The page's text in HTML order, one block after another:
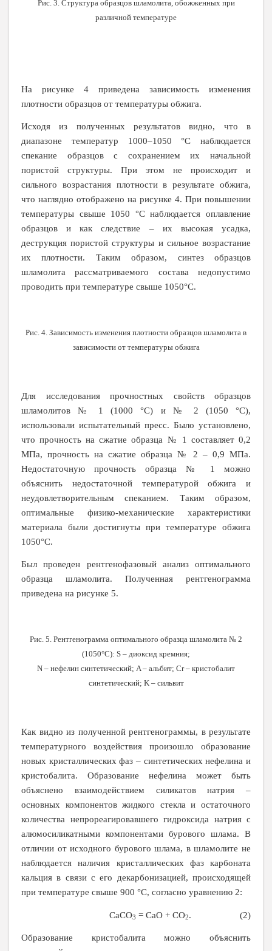
Рис. 3. Структура образцов шламолита, обожженных при
различной температуре
На рисунке 4 приведена зависимость изменения
плотности образцов от температуры обжига.
Исходя из полученных результатов видно, что в
диапазоне температур 1000–1050 °С наблюдается
спекание образцов с сохранением их начальной
пористой структуры. При этом не происходит и
сильного возрастания плотности в результате обжига,
что наглядно отображено на рисунке 4. При повышении
температуры свыше 1050 °С наблюдается оплавление
образцов и как следствие – их высокая усадка,
деструкция пористой структуры и сильное возрастание
их плотности. Таким образом, синтез образцов
шламолита рассматриваемого состава недопустимо
проводить при температуре свыше 1050°С.
Рис. 4. Зависимость изменения плотности образцов шламолита в
зависимости от температуры обжига
Для исследования прочностных свойств образцов
шламолитов № 1 (1000 °С) и № 2 (1050 °С),
использовали испытательный пресс. Было установлено,
что прочность на сжатие образца № 1 составляет 0,2
МПа, прочность на сжатие образца № 2 – 0,9 МПа.
Недостаточную прочность образца № 1 можно
объяснить недостаточной температурой обжига и
неудовлетворительным спеканием. Таким образом,
оптимальные физико-механические характеристики
материала были достигнуты при температуре обжига
1050°С.
Был проведен рентгенофазовый анализ оптимального
образца шламолита. Полученная рентгенограмма
приведена на рисунке 5.
Рис. 5. Рентгенограмма оптимального образца шламолита № 2
(1050°С): S – диоксид кремния;
N – нефелин синтетический; A – альбит; Cr– кристобалит
синтетический; K – сильвит
Как видно из полученной рентгенограммы, в результате
температурного воздействия произошло образование
новых кристаллических фаз – синтетических нефелина и
кристобалита. Образование нефелина может быть
объяснено взаимодействием силикатов натрия –
основных компонентов жидкого стекла и остаточного
количества непрореагировавшего гидроксида натрия с
алюмосиликатными компонентами бурового шлама. В
отличии от исходного бурового шлама, в шламолите не
наблюдается наличия кристаллических фаз карбоната
кальция в связи с его декарбонизацией, происходящей
при температуре свыше 900 °С, согласно уравнению 2:
CaCO3 = CaO + CO2. (2)
Образование кристобалита можно объяснить